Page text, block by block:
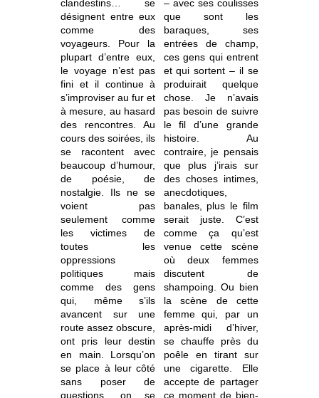
clandestins… se
désignent entre eux
comme des
voyageurs. Pour la
plupart d’entre eux,
le voyage n’est pas
fini et il continue à
s’improviser au fur et
à mesure, au hasard
des rencontres. Au
cours des soirées, ils
se racontent avec
beaucoup d’humour,
de poésie, de
nostalgie. Ils ne se
voient pas
seulement comme
les victimes de
toutes les
oppressions
politiques mais
comme des gens
qui, même s’ils
avancent sur une
route assez obscure,
ont pris leur destin
en main. Lorsqu’on
se place à leur côté
sans poser de
questions, on se
– avec ses coulisses
que sont les
baraques, ses
entrées de champ,
ces gens qui entrent
et qui sortent – il se
produirait quelque
chose. Je n’avais
pas besoin de suivre
le fil d’une grande
histoire. Au
contraire, je pensais
que plus j’irais sur
des choses intimes,
anecdotiques,
banales, plus le film
serait juste. C’est
comme ça qu’est
venue cette scène
où deux femmes
discutent de
shampoing. Ou bien
la scène de cette
femme qui, par un
après-midi d’hiver,
se chauffe près du
poêle en tirant sur
une cigarette. Elle
accepte de partager
ce moment de bien-